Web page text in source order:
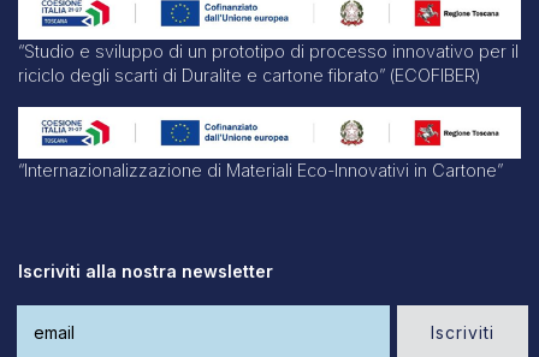
“Studio e sviluppo di un prototipo di processo innovativo per il
riciclo degli scarti di Duralite e cartone fibrato” (ECOFIBER)
“Internazionalizzazione di Materiali Eco-Innovativi in Cartone”
Iscriviti alla nostra newsletter
Iscriviti